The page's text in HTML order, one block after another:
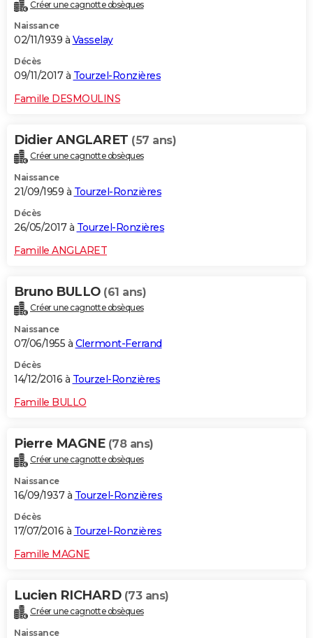
Créer une cagnotte obsèques
Naissance
02/11/1939 à Vasselay
Décès
09/11/2017 à Tourzel-Ronzières
Famille DESMOULINS
Didier ANGLARET (57 ans)
Créer une cagnotte obsèques
Naissance
21/09/1959 à Tourzel-Ronzières
Décès
26/05/2017 à Tourzel-Ronzières
Famille ANGLARET
Bruno BULLO (61 ans)
Créer une cagnotte obsèques
Naissance
07/06/1955 à Clermont-Ferrand
Décès
14/12/2016 à Tourzel-Ronzières
Famille BULLO
Pierre MAGNE (78 ans)
Créer une cagnotte obsèques
Naissance
16/09/1937 à Tourzel-Ronzières
Décès
17/07/2016 à Tourzel-Ronzières
Famille MAGNE
Lucien RICHARD (73 ans)
Créer une cagnotte obsèques
Naissance